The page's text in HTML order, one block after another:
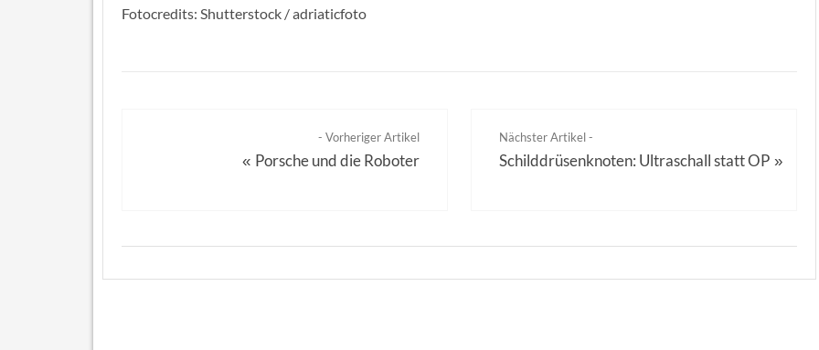
Fotocredits: Shutterstock / adriaticfoto
- Vorheriger Artikel
« Porsche und die Roboter
Nächster Artikel -
Schilddrüsenknoten: Ultraschall statt OP »